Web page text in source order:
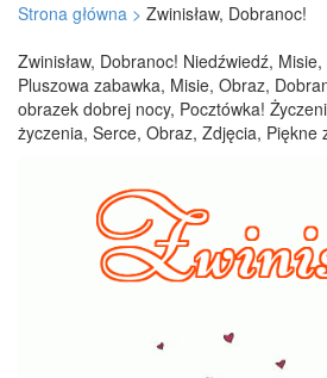
Strona główna > Zwinisław, Dobranoc!
Zwinisław, Dobranoc! Niedźwiedź,
Pluszowa zabawka, Misie, Obraz,
obrazek dobrej nocy, Pocztówka!
życzenia, Serce, Obraz, Zdjęcia, Piękne